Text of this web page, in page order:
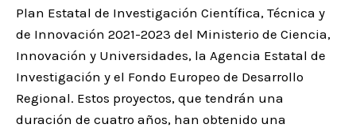
Plan Estatal de Investigación Científica, Técnica y
de Innovación 2021-2023 del Ministerio de Ciencia,
Innovación y Universidades, la Agencia Estatal de
Investigación y el Fondo Europeo de Desarrollo
Regional. Estos proyectos, que tendrán una
duración de cuatro años, han obtenido una